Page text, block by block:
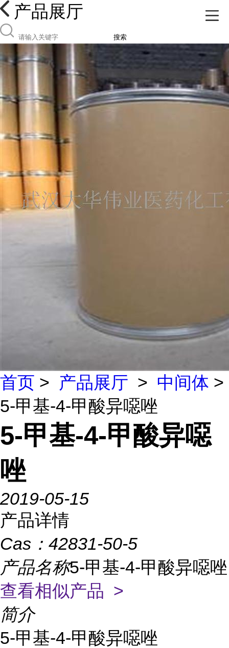
产品展厅
搜索
首页 > 产品展厅 > 中间体 >
5-甲基-4-甲酸异噁唑
5-甲基-4-甲酸异噁
唑
2019-05-15
产品详情
Cas： 42831-50-5
产品名称5-甲基-4-甲酸异噁唑
查看相似产品 >
简介
5-甲基-4-甲酸异噁唑